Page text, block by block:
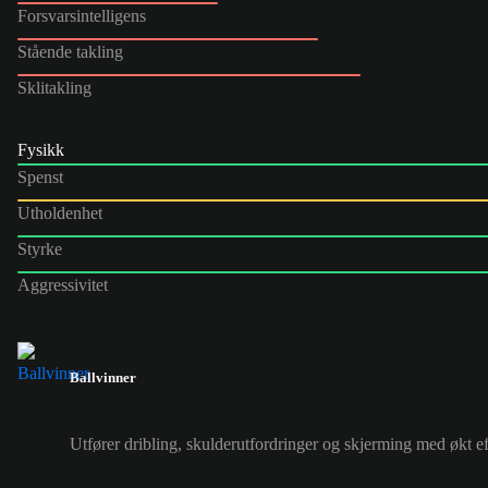
Forsvarsintelligens
Stående takling
Sklitakling
Fysikk
Spenst
Utholdenhet
Styrke
Aggressivitet
Ballvinner
Utfører dribling, skulderutfordringer og skjerming med økt